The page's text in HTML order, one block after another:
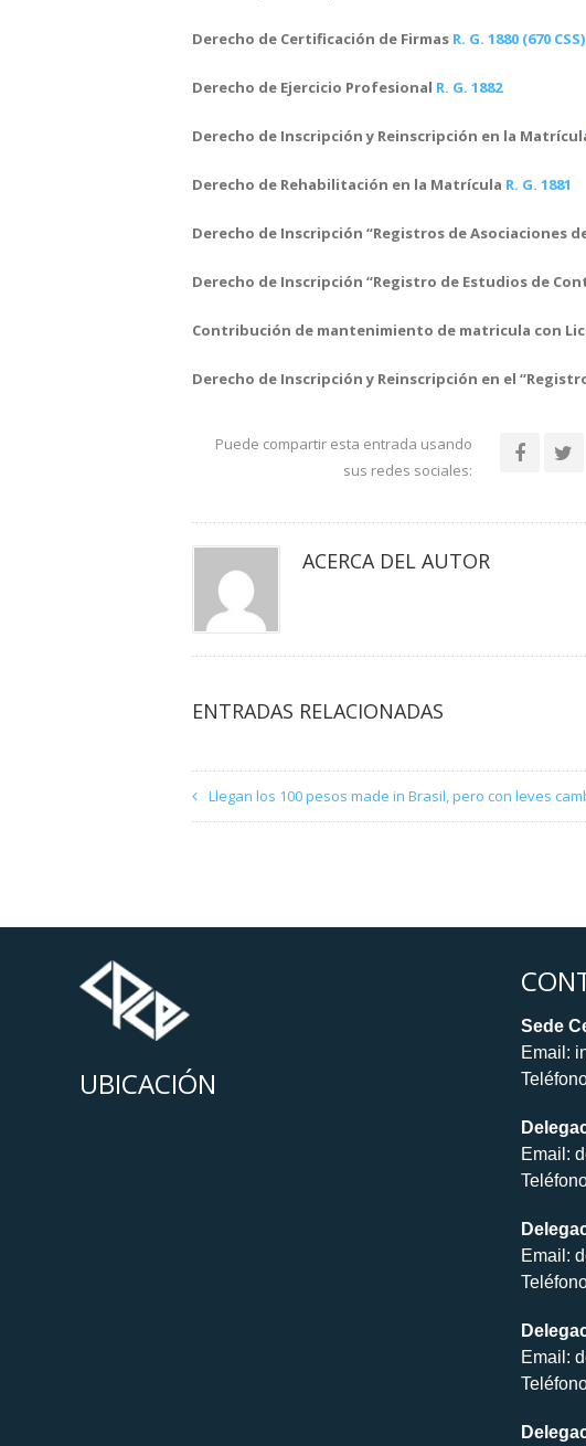
Derecho de Certificación de Firmas R. G. 1880 (670 CSS)
Derecho de Ejercicio Profesional R. G. 1882
Derecho de Inscripción y Reinscripción en la
Derecho de Rehabilitación en la Matrícula R. G. 1881
Derecho de Inscripción “Registros de Asociaciones
Derecho de Inscripción “Registro de Estudios de
Contribución de mantenimiento de matricula con
Derecho de Inscripción y Reinscripción en el
Puede compartir esta entrada usando
sus redes sociales:
ACERCA DEL AUTOR
ENTRADAS RELACIONADAS
Llegan los 100 pesos made in Brasil, pero con leves
UBICACIÓN
Sede
Email:
Email:
Email:
Email: